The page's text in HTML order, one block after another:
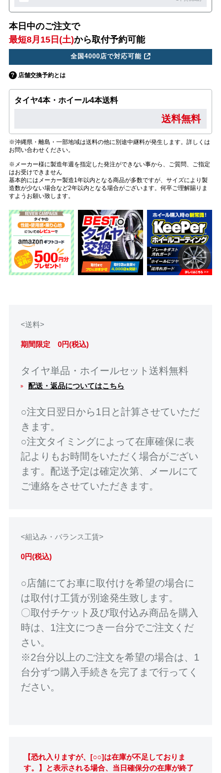
本日中のご注文で
最短8月15日(土)から取付予約可能
全国4000店で対応可能
店舗交換予約とは
タイヤ4本・ホイール4本送料
送料無料
※沖縄県・離島・一部地域は送料の他に別途中継料が発生します。詳しくは
お問い合わせください。
※メーカー様に製造年週を指定した発注ができない事から、ご質問、ご指定
はお受けできません
基本的にはメーカー製造1年以内となる商品が多数ですが、サイズにより製
造数が少ない場合など2年以内となる場合がございます。何卒ご理解賜りま
すようお願い致します。
<送料>
期間限定 0円(税込)
タイヤ単品・ホイールセット送料無料
配送・返品についてはこちら
○注文日翌日から1日と計算させていただ
きます。
○注文タイミングによって在庫確保に表
記よりもお時間をいただく場合がござい
ます。配送予定は確定次第、メールにて
ご連絡をさせていただきます。
<組込み・バランス工賃>
0円(税込)
○店舗にてお車に取付けを希望の場合に
は取付け工賃が別途発生致します。
〇取付チケット及び取付込み商品を購入
時は、1注文につき一台分でご注文くだ
さい。
※2台分以上のご注文を希望の場合は、1
台分ずつ購入手続きを完了まで行ってく
ださい。
【恐れ入りますが、[○○]は在庫が不足しておりま
す。】と表示される場合、当日確保分の在庫が終了